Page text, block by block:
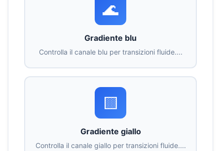
🌊
Gradiente blu
Controlla il canale blu per transizioni fluide....
🟨
Gradiente giallo
Controlla il canale giallo per transizioni fluide....